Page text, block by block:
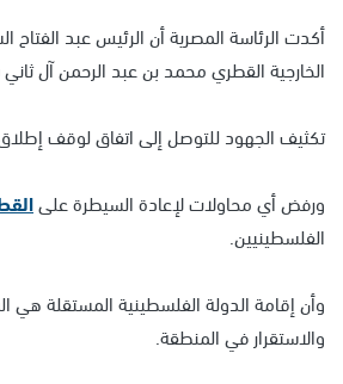
أكدت الرئاسة المصرية أن الرئيس عبد الفتاح
الخارجية القطري محمد بن عبد الرحمن آل
تكثيف الجهود للتوصل إلى اتفاق لوقف
ورفض أي محاولات لإعادة السيطرة على
الفلسطينيين.
وأن إقامة الدولة الفلسطينية المستقلة هي
والاستقرار في المنطقة.